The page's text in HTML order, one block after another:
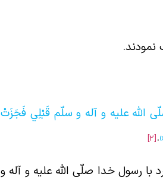
نمودند.
الله علیه و آله و سلّم قَبْلِي فَجَزَتْ
.
[2]
رسول خدا صلّی الله علیه و آله و